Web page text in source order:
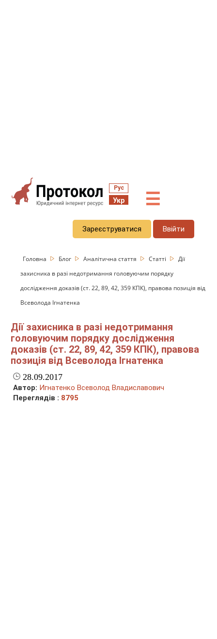
Рус
Укр ☰
Зареєструватися Ввійти
Головна Блог Аналітична стаття Статті
Дії
захисника в разі недотримання головуючим порядку
дослідження доказів (ст. 22, 89, 42, 359 КПК), правова позиція від
Всеволода Ігнатенка
Дії захисника в разі недотримання
головуючим порядку дослідження
доказів (ст. 22, 89, 42, 359 КПК), правова
позиція від Всеволода Ігнатенка
28.09.2017
Автор: Игнатенко Всеволод Владиславович
Переглядів : 8795